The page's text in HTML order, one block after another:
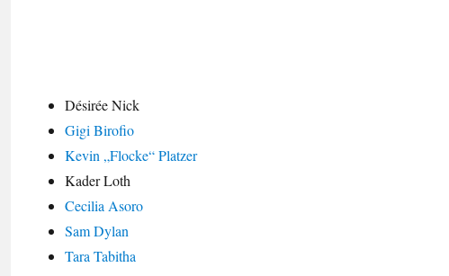
Désirée Nick
Gigi Birofio
Kevin „Flocke“ Platzer
Kader Loth
Cecilia Asoro
Sam Dylan
Tara Tabitha